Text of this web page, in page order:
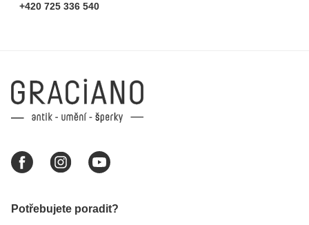
+420 725 336 540
Potřebujete poradit?